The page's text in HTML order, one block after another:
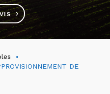
DE